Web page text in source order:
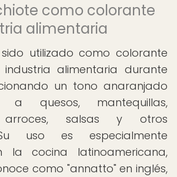
como colorante
alimentaria
utilizado como colorante
alimentaria durante
un tono anaranjado
a quesos, mantequillas,
arroces, salsas y otros
uso es especialmente
la cocina latinoamericana,
como "annatto" en inglés,